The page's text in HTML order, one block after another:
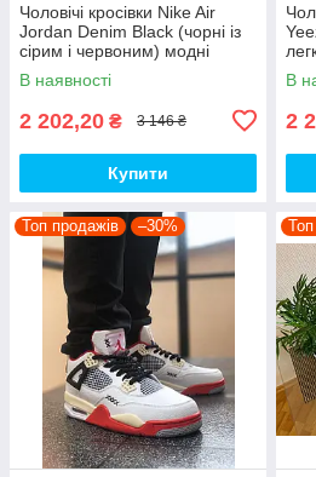
Чоловічі кросівки Nike Air
Jordan Denim Black (чорні із
сірим і червоним) модні
демісезонні кроси PD7043
топ
В наявності
2 202,20 ₴ 3 146 ₴
Купити
В
2
Топ продажів –30%